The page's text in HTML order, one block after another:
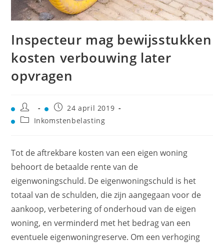
Inspecteur mag bewijsstukken
kosten verbouwing later
opvragen
24 april 2019
Inkomstenbelasting
Tot de aftrekbare kosten van een eigen woning
behoort de betaalde rente van de
eigenwoningschuld. De eigenwoningschuld is het
totaal van de schulden, die zijn aangegaan voor de
aankoop, verbetering of onderhoud van de eigen
woning, en verminderd met het bedrag van een
eventuele eigenwoningreserve. Om een verhoging